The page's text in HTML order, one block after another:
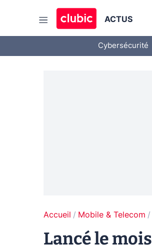
ACTUS
Cybersécurité
Accueil Mobile & Telecom
Lancé le